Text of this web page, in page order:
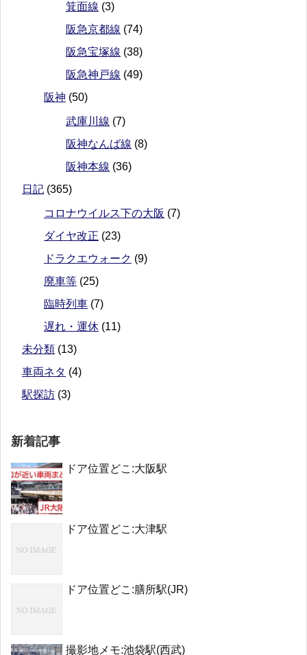
箕面線 (3)
阪急京都線 (74)
阪急宝塚線 (38)
阪急神戸線 (49)
阪神 (50)
武庫川線 (7)
阪神なんば線 (8)
阪神本線 (36)
日記 (365)
コロナウイルス下の大阪 (7)
ダイヤ改正 (23)
ドラクエウォーク (9)
廃車等 (25)
臨時列車 (7)
遅れ・運休 (11)
未分類 (13)
車両ネタ (4)
駅探訪 (3)
新着記事
ドア位置どこ:大阪駅
ドア位置どこ:大津駅
ドア位置どこ:膳所駅(JR)
撮影地メモ:池袋駅(西武)